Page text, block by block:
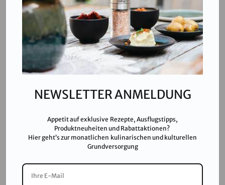
ecommerce@salinen.com
Kontakt
Downloads
Presse
Datenschutz
Impressum
AGB
NEWSLETTER ANMELDUNG
Appetit auf exklusive Rezepte, Ausflugstipps,
Produktneuheiten und Rabattaktionen?
Hier geht’s zur monatlichen kulinarischen und kulturellen
Grundversorgung